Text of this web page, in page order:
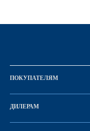
ПОКУПАТЕЛЯМ
Оформить заказ
Каталог
ДИЛЕРАМ
Стать дилером